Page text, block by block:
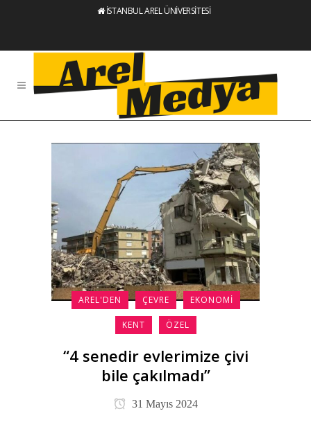
İSTANBUL AREL ÜNİVERSİTESİ
AREL'DEN ÇEVRE EKONOMI
KENT ÖZEL
“4 senedir evlerimize çivi
bile çakılmadı”
31 Mayıs 2024